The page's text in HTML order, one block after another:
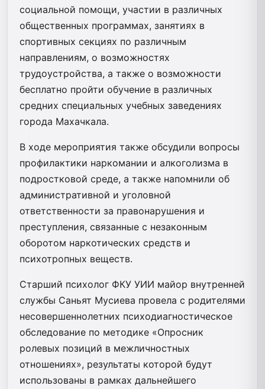
социальной помощи, участии в различных
общественных программах, занятиях в
спортивных секциях по различным
направлениям, о возможностях
трудоустройства, а также о возможности
бесплатно пройти обучение в различных
средних специальных учебных заведениях
города Махачкала.
В ходе мероприятия также обсудили вопросы
профилактики наркомании и алкоголизма в
подростковой среде, а также напомнили об
административной и уголовной
ответственности за правонарушения и
преступления, связанные с незаконным
оборотом наркотических средств и
психотропных веществ.
Старший психолог ФКУ УИИ майор внутренней
службы Саньят Мусиева провела с родителями
несовершеннолетних психодиагностическое
обследование по методике «Опросник
ролевых позиций в межличностных
отношениях», результаты которой будут
использованы в рамках дальнейшего